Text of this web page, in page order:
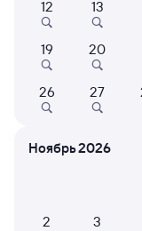
Найдём билет на
Даже если сейчас
Искать билеты
Отзывы
по этому
Мы
отрицательные
12 13
19 20
26 27
Ноябрь 2026
2 3